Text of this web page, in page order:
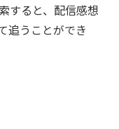
すると、配信感想
追うことができ